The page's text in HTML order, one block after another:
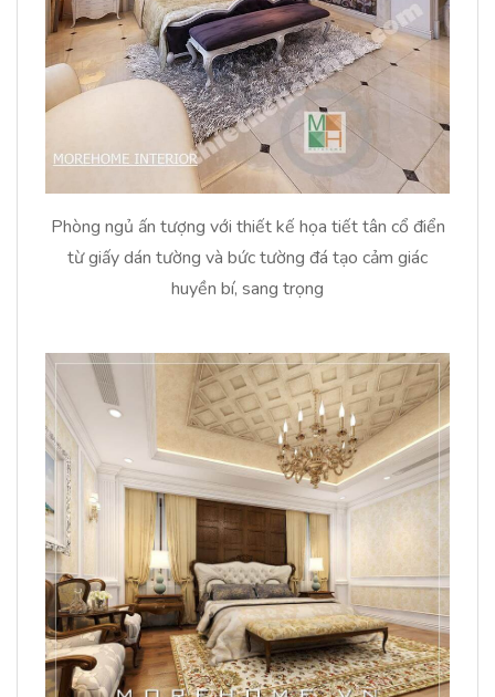
Phòng ngủ ấn tượng với thiết kế họa tiết tân cổ điển
từ giấy dán tường và bức tường đá tạo cảm giác
huyền bí, sang trọng